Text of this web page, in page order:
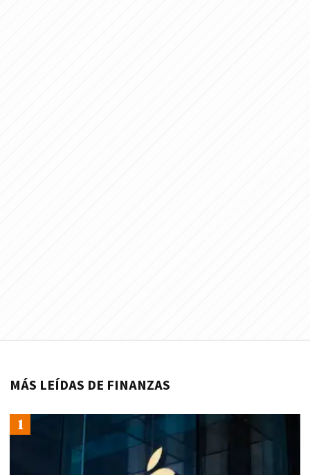
MÁS LEÍDAS DE FINANZAS